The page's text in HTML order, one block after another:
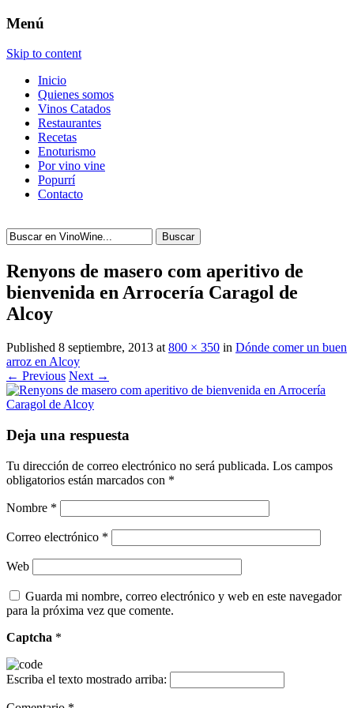
Menú
Skip to content
Inicio
Quienes somos
Vinos Catados
Restaurantes
Recetas
Enoturismo
Por vino vine
Popurrí
Contacto
Buscar
Renyons de masero com aperitivo de
bienvenida en Arrocería Caragol de
Alcoy
Published 8 septiembre, 2013 at 800 × 350 in Dónde comer un buen
arroz en Alcoy
← Previous Next →
Deja una respuesta
Tu dirección de correo electrónico no será publicada. Los campos
obligatorios están marcados con *
Nombre *
Correo electrónico *
Web
Guarda mi nombre, correo electrónico y web en este navegador
para la próxima vez que comente.
Captcha *
Escriba el texto mostrado arriba: